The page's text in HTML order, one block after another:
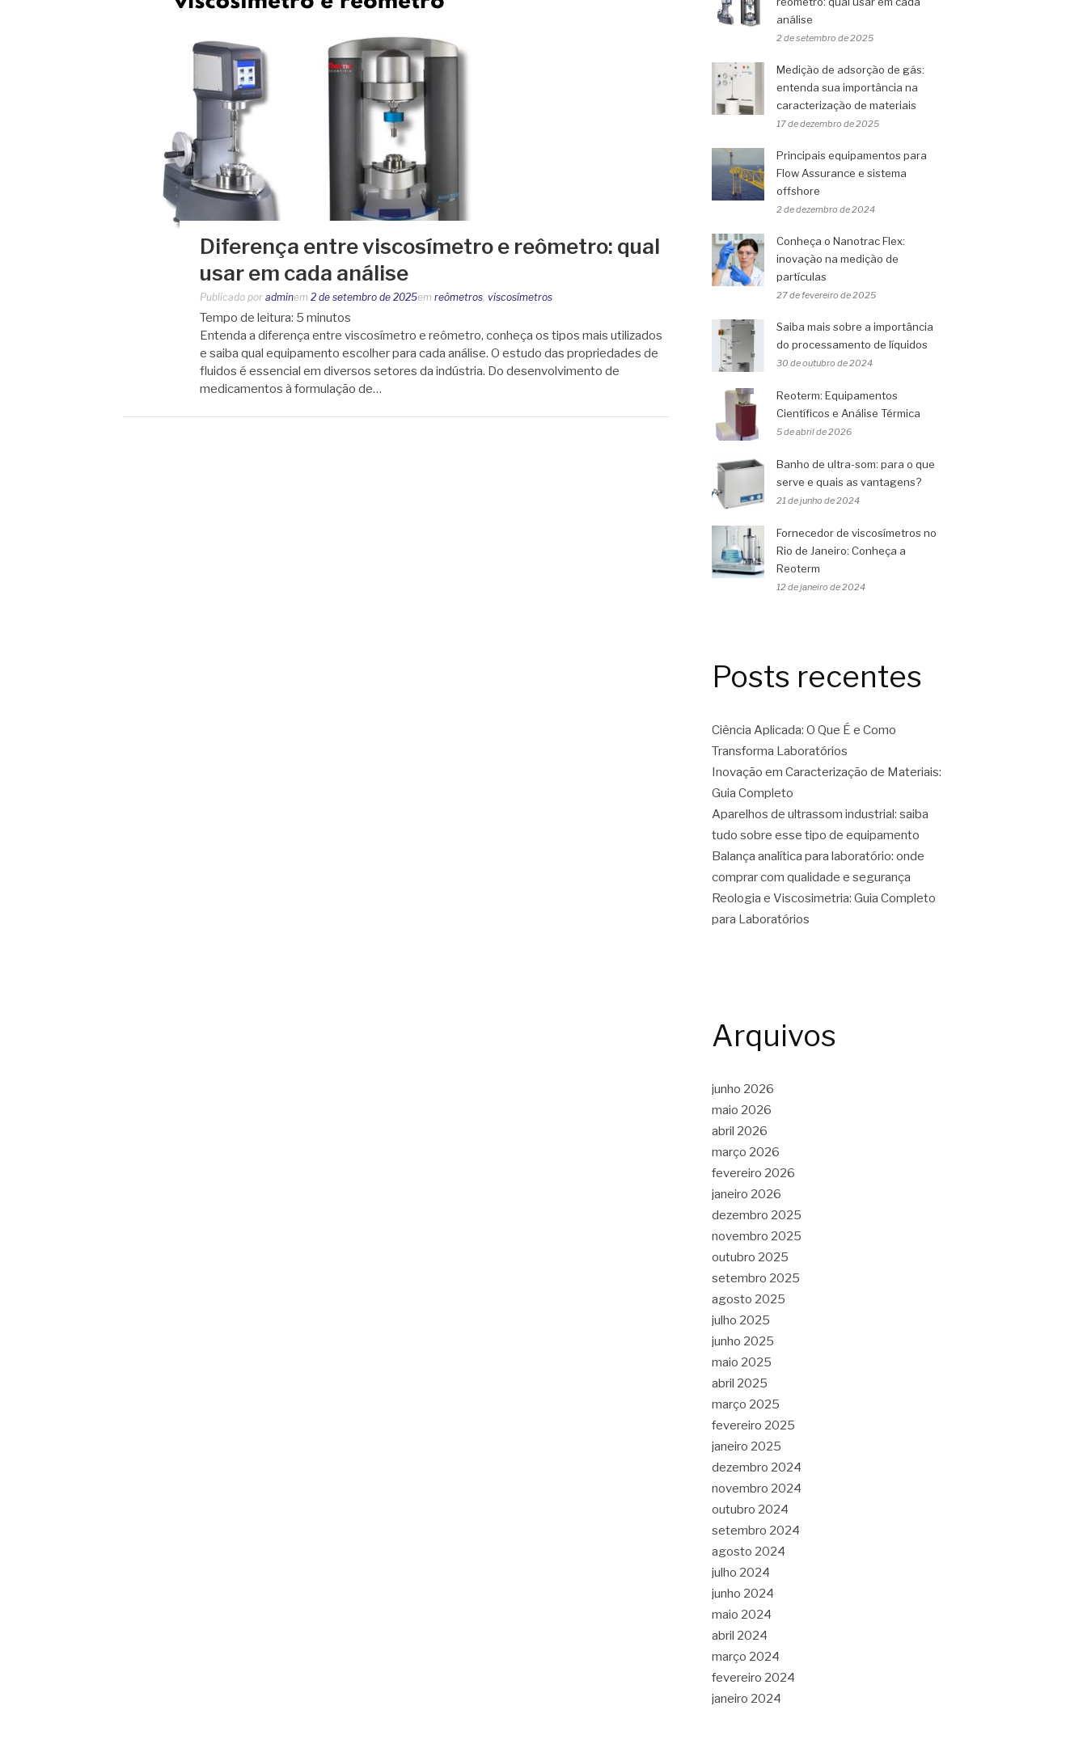
Diferença entre viscosímetro e reômetro: qual
usar em cada análise
Publicado por adminem 2 de setembro de 2025em reômetros, viscosímetros
Tempo de leitura: 5 minutos
Entenda a diferença entre viscosímetro e reômetro, conheça os tipos mais utilizados
e saiba qual equipamento escolher para cada análise. O estudo das propriedades de
fluidos é essencial em diversos setores da indústria. Do desenvolvimento de
medicamentos à formulação de…
análise
2 de setembro de 2025
Medição de adsorção de gás:
entenda sua importância na
caracterização de materiais
17 de dezembro de 2025
Principais equipamentos para
Flow Assurance e sistema
offshore
2 de dezembro de 2024
Conheça o Nanotrac Flex:
inovação na medição de
partículas
27 de fevereiro de 2025
Saiba mais sobre a importância
do processamento de líquidos
30 de outubro de 2024
Reoterm: Equipamentos
Científicos e Análise Térmica
5 de abril de 2026
Banho de ultra-som: para o que
serve e quais as vantagens?
21 de junho de 2024
Fornecedor de viscosímetros no
Rio de Janeiro: Conheça a
Reoterm
12 de janeiro de 2024
Posts recentes
Ciência Aplicada: O Que É e Como
Transforma Laboratórios
Inovação em Caracterização de Materiais:
Guia Completo
Aparelhos de ultrassom industrial: saiba
tudo sobre esse tipo de equipamento
Balança analítica para laboratório: onde
comprar com qualidade e segurança
Reologia e Viscosimetria: Guia Completo
para Laboratórios
Arquivos
junho 2026
maio 2026
abril 2026
março 2026
fevereiro 2026
janeiro 2026
dezembro 2025
novembro 2025
outubro 2025
setembro 2025
agosto 2025
julho 2025
junho 2025
maio 2025
abril 2025
março 2025
fevereiro 2025
janeiro 2025
dezembro 2024
novembro 2024
outubro 2024
setembro 2024
agosto 2024
julho 2024
junho 2024
maio 2024
abril 2024
março 2024
fevereiro 2024
janeiro 2024